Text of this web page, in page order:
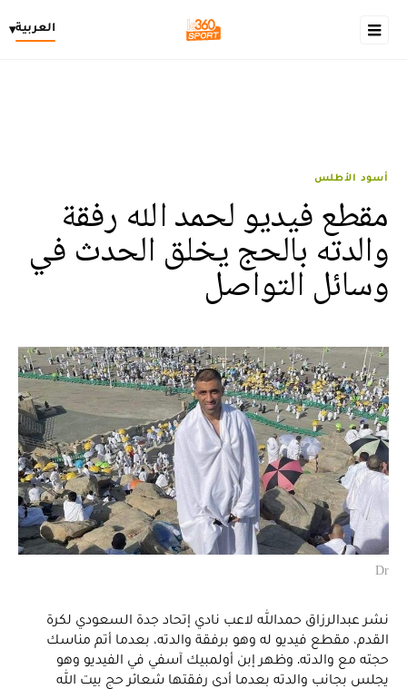
العربية▾
أسود الأطلس
مقطع فيديو لحمد الله رفقة
والدته بالحج يخلق الحدث في
وسائل التواصل
Dr
نشر عبدالرزاق حمدالله لاعب نادي إتحاد جدة السعودي لكرة
القدم، مقطع فيديو له وهو برفقة والدته، بعدما أتم مناسك
حجته مع والدته. وظهر إبن أولمبيك آسفي في الفيديو وهو
يجلس بجانب والدته بعدما أدى رفقتها شعائر حج بيت الله